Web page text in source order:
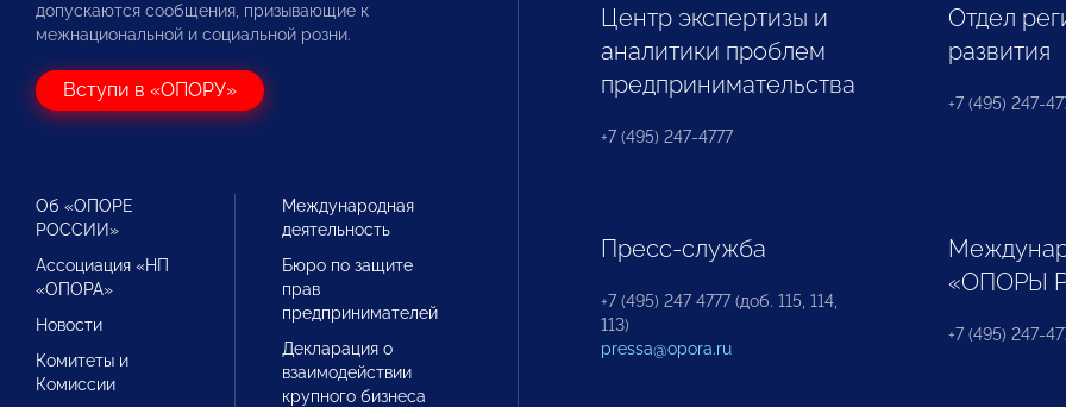
допускаются сообщения, призывающие к
межнациональной и социальной розни.
Вступи в «ОПОРУ»
Об «ОПОРЕ
РОССИИ»
Ассоциация «НП
«ОПОРА»
Новости
Комитеты и
Комиссии
Международная
деятельность
Бюро по защите
прав
предпринимателей
Декларация о
взаимодействии
крупного бизнеса
Центр экспертизы и
аналитики проблем
предпринимательства
+7 (495) 247-4777
Отдел
развития
+7 (495) 247-
Пресс-служба
+7 (495) 247 4777 (доб. 115, 114,
113)
pressa@opora.ru
«ОПОРЫ
+7 (495) 247-